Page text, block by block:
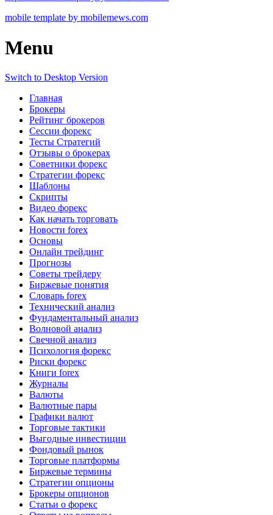
mobile template by mobilemews.com
Menu
Switch to Desktop Version
Главная
Брокеры
Рейтинг брокеров
Сессии форекс
Тесты Стратегий
Отзывы о брокерах
Советники форекс
Стратегии форекс
Шаблоны
Скрипты
Видео форекс
Как начать торговать
Новости forex
Основы
Онлайн трейдинг
Прогнозы
Советы трейдеру
Биржевые понятия
Словарь forex
Технический анализ
Фундаментальный анализ
Волновой анализ
Свечной анализ
Психология форекс
Риски форекс
Книги forex
Журналы
Валюты
Валютные пары
Графики валют
Торговые тактики
Выгодные инвестиции
Фондовый рынок
Торговые платформы
Биржевые термины
Стратегии опционы
Брокеры опционов
Статьи о форекс